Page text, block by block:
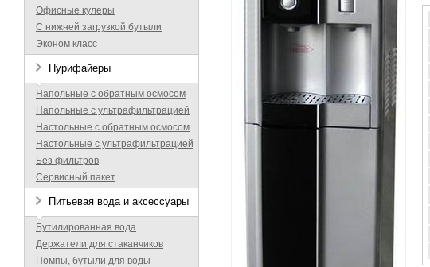
Офисные кулеры
С нижней загрузкой бутыли
Эконом класс
Пурифайеры
Напольные с обратным осмосом
Напольные с ультрафильтрацией
Настольные с обратным осмосом
Настольные с ультрафильтрацией
Без фильтров
Сервисный пакет
Питьевая вода и аксессуары
Бутилированная вода
Держатели для стаканчиков
Помпы, бутыли для воды